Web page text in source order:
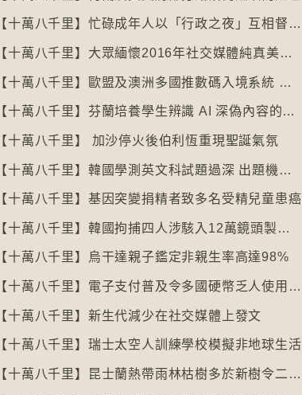
【十萬八千里】忙碌成年人以「行政之夜」互相督促完成擱置私務
【十萬八千里】大眾緬懷2016年社交媒體純真美好體驗
【十萬八千里】歐盟及澳洲多國推數碼入境系統 毋須護照蓋章
【十萬八千里】芬蘭培養學生辨識 AI 深偽內容的能力
【十萬八千里】 加沙停火後伯利恆重現聖誕氣氛
【十萬八千里】韓國學測英文科試題過深 出題機構院長引咎辭職
【十萬八千里】基因突變捐精者致多名受精兒童患癌
【十萬八千里】韓國拘捕四人涉駭入12萬鏡頭製色情內容
【十萬八千里】烏干達親子鑑定非親生率高達98%
【十萬八千里】電子支付普及令多國硬幣乏人使用甚至停產
【十萬八千里】新生代減少在社交媒體上發文
【十萬八千里】瑞士太空人訓練學校模擬非地球生活
【十萬八千里】昆士蘭熱帶雨林枯樹多於新樹令二氧化碳釋出量多於吸收量